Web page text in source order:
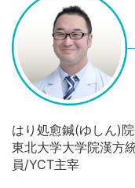
はり処愈鍼(ゆしん)
東北大学大学院漢方
員/YCT主宰